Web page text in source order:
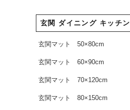
玄関 ダイニング キッチン
玄関マット 50×80cm
玄関マット 60×90cm
玄関マット 70×120cm
玄関マット 80×150cm